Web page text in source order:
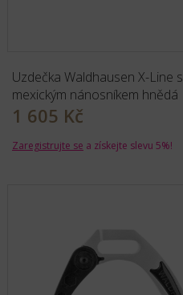
Uzdečka Waldhausen X-Line s
mexickým nánosníkem hnědá
1 605 Kč
Zaregistrujte se a získejte slevu 5%!